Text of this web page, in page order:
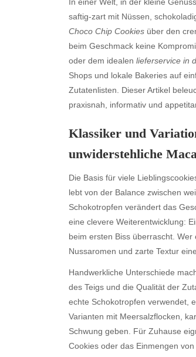
saftig-zart mit Nüssen,
Choco Chip Cookies über den
beim Geschmack keine
oder dem idealen lieferservice in
Shops und lokale Bakeries auf
Zutatenlisten. Dieser Artikel
praxisnah, informativ und
Klassiker und
unwiderstehliche
Die Basis für viele
lebt von der Balance zwischen
Schokotropfen verändert das
eine clevere Weiterentwicklung:
beim ersten Biss überrascht.
Nussaromen und zarte Textur
Handwerkliche Unterschiede
des Teigs und die Qualität der
echte Schokotropfen verwendet,
Varianten mit Meersalzflocken,
Schwung geben. Für Zuhause
Cookies oder das Einmengen